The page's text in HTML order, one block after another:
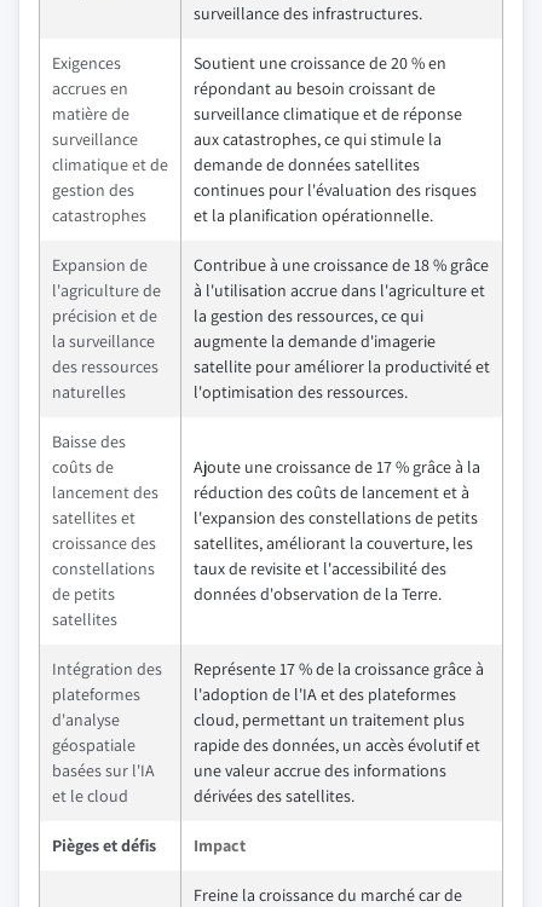
surveillance des infrastructures.
Exigences
accrues en
matière de
surveillance
climatique et de
gestion des
catastrophes
Soutient une croissance de 20 % en
répondant au besoin croissant de
surveillance climatique et de réponse
aux catastrophes, ce qui stimule la
demande de données satellites
continues pour l'évaluation des risques
et la planification opérationnelle.
Expansion de
l'agriculture de
précision et de
la surveillance
des ressources
naturelles
Contribue à une croissance de 18 % grâce
à l'utilisation accrue dans l'agriculture et
la gestion des ressources, ce qui
augmente la demande d'imagerie
satellite pour améliorer la productivité et
l'optimisation des ressources.
Baisse des
coûts de
lancement des
satellites et
croissance des
constellations
de petits
satellites
Ajoute une croissance de 17 % grâce à la
réduction des coûts de lancement et à
l'expansion des constellations de petits
satellites, améliorant la couverture, les
taux de revisite et l'accessibilité des
données d'observation de la Terre.
Intégration des
plateformes
d'analyse
géospatiale
basées sur l'IA
et le cloud
Représente 17 % de la croissance grâce à
l'adoption de l'IA et des plateformes
cloud, permettant un traitement plus
rapide des données, un accès évolutif et
une valeur accrue des informations
dérivées des satellites.
Pièges et défis Impact
Freine la croissance du marché car de